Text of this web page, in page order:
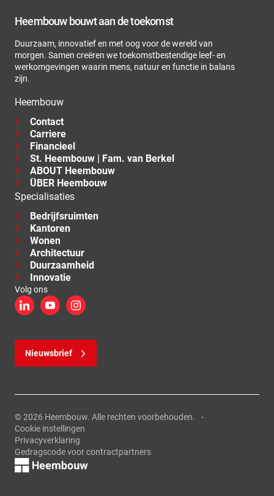
Heembouw bouwt aan de toekomst
Duurzaam, innovatief en met oog voor de wereld van
morgen. Samen creëren we toekomstbestendige leef- en
werkomgevingen waarin mens, natuur en functie in balans
zijn.
Heembouw
Contact
Carriere
Financieel
St. Heembouw | Fam. van Berkel
ABOUT Heembouw
ÜBER Heembouw
Specialisaties
Bedrijfsruimten
Kantoren
Wonen
Architectuur
Duurzaamheid
Innovatie
Volg ons
LinkedInYouTubeInstagram
Nieuwsbrief
© 2026 Heembouw. Alle rechten voorbehouden.
Cookie instellingen
Privacyverklaring
Gedragscode voor contractpartners